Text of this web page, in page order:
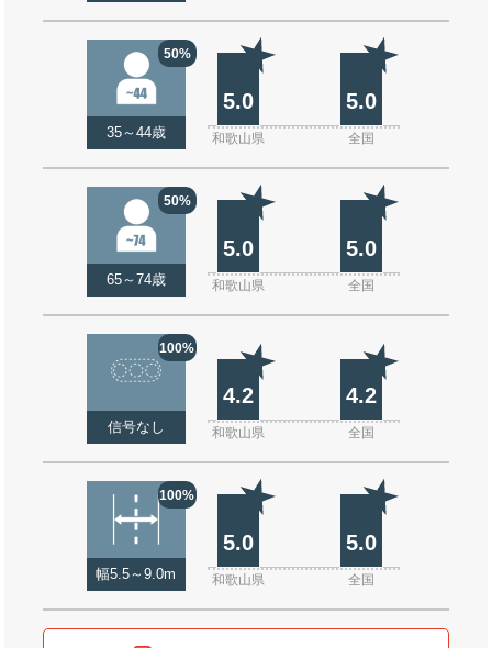
50%
35～44歳
5.0 5.0
和歌山県 全国
50%
65～74歳
5.0 5.0
和歌山県 全国
100%
信号なし
4.2 4.2
和歌山県 全国
100%
幅5.5～9.0m
5.0 5.0
和歌山県 全国